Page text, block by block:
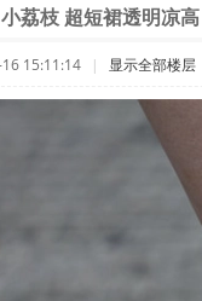
›
荔枝 超短裙透明凉
15:11:14 | 显示全部楼层